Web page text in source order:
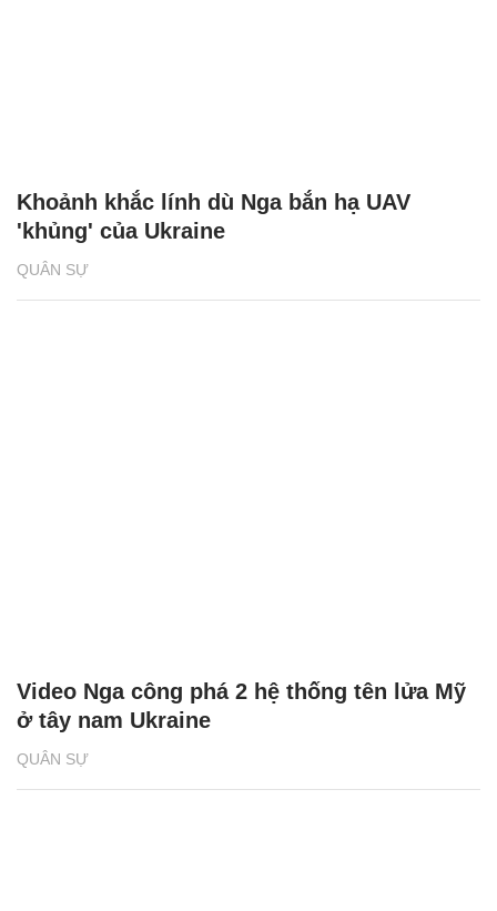
QUÂN SỰ
Khoảnh khắc lính dù Nga bắn hạ UAV
'khủng' của Ukraine
QUÂN SỰ
Video Nga công phá 2 hệ thống tên lửa Mỹ
ở tây nam Ukraine